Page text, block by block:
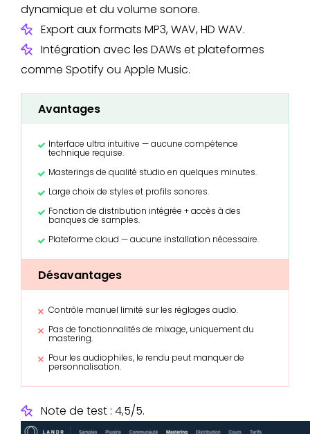
dynamique et du volume sonore.
Export aux formats MP3, WAV, HD WAV.
Intégration avec les DAWs et plateformes
comme Spotify ou Apple Music.
Avantages
Interface ultra intuitive — aucune compétence
technique requise.
Masterings de qualité studio en quelques minutes.
Large choix de styles et profils sonores.
Fonction de distribution intégrée + accès à des
banques de samples.
Plateforme cloud — aucune installation nécessaire.
Désavantages
Contrôle manuel limité sur les réglages audio.
Pas de fonctionnalités de mixage, uniquement du
mastering.
Pour les audiophiles, le rendu peut manquer de
personnalisation.
Note de test : 4,5/5.